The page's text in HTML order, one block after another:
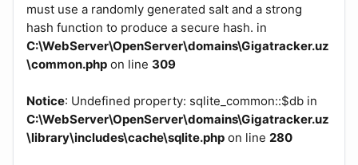
must use a randomly generated salt and a strong
hash function to produce a secure hash. in
C:\WebServer\OpenServer\domains\Gigatracker.uz
\common.php on line 309
Notice: Undefined property: sqlite_common::$db in
C:\WebServer\OpenServer\domains\Gigatracker.uz
\library\includes\cache\sqlite.php on line 280